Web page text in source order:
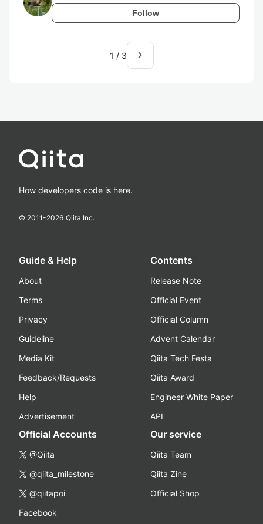
Follow
1 / 3 navigate_next
How developers code is here.
© 2011-2026 Qiita Inc.
Guide & Help
About
Terms
Privacy
Guideline
Media Kit
Feedback/Requests
Help
Advertisement
Contents
Release Note
Official Event
Official Column
Advent Calendar
Qiita Tech Festa
Qiita Award
Engineer White Paper
API
Official Accounts
@Qiita
@qiita_milestone
@qiitapoi
Facebook
Our service
Qiita Team
Qiita Zine
Official Shop